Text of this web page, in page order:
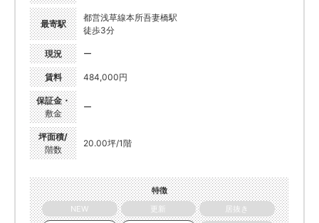
最寄駅
都営浅草線本所吾妻橋駅
徒歩3分
現況 ー
賃料 484,000円
保証金・
敷金
ー
坪面積/
階数
20.00坪/1階
特徴
NEW
更新
居抜き